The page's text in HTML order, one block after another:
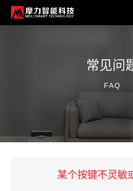
常见问
FAQ
某个按键不灵敏